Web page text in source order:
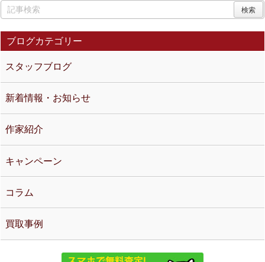
ブログカテゴリー
スタッフブログ
新着情報・お知らせ
作家紹介
キャンペーン
コラム
買取事例